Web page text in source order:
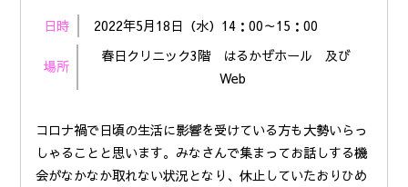
日時 2022年5月18日（水）14：00～15：00
場所
春日クリニック3階 はるかぜホール 及び
Web
コロナ禍で日頃の生活に影響を受けている方も大勢いらっ
しゃることと思います。みなさんで集まってお話しする機
会がなかなか取れない状況となり、休止していたおりひめ